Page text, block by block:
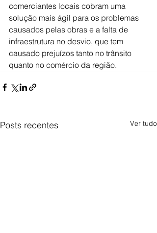
comerciantes locais cobram uma
solução mais ágil para os problemas
causados pelas obras e a falta de
infraestrutura no desvio, que tem
causado prejuízos tanto no trânsito
quanto no comércio da região.
Posts recentes Ver tudo